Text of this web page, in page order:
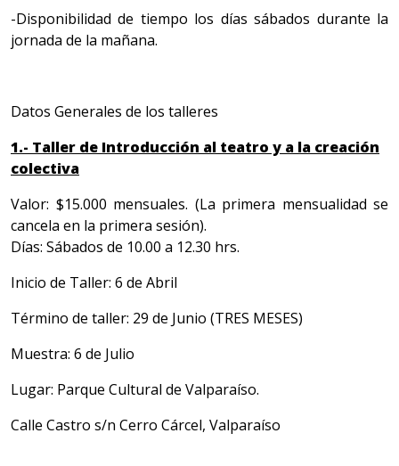
-Disponibilidad de tiempo los días sábados durante la
jornada de la mañana.
Datos Generales de los talleres
1.- Taller de Introducción al teatro y a la creación
colectiva
Valor: $15.000 mensuales. (La primera mensualidad se
cancela en la primera sesión).
Días: Sábados de 10.00 a 12.30 hrs.
Inicio de Taller: 6 de Abril
Término de taller: 29 de Junio (TRES MESES)
Muestra: 6 de Julio
Lugar: Parque Cultural de Valparaíso.
Calle Castro s/n Cerro Cárcel, Valparaíso